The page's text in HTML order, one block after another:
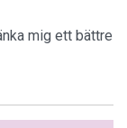
mig ett bättre